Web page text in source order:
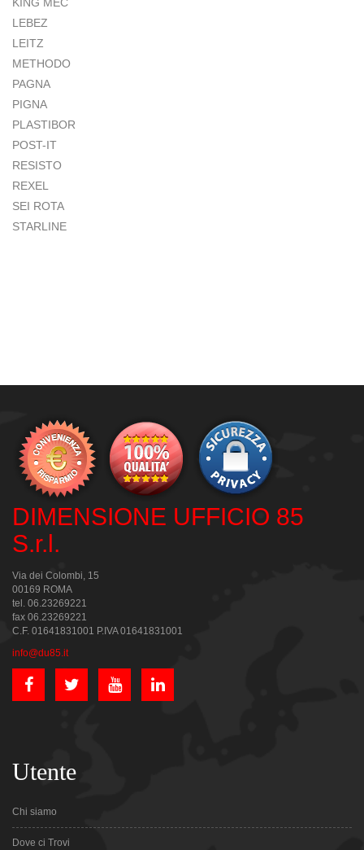
LEBEZ
LEITZ
METHODO
PAGNA
PIGNA
PLASTIBOR
POST-IT
RESISTO
REXEL
SEI ROTA
STARLINE
DIMENSIONE UFFICIO 85
S.r.l.
Via dei Colombi, 15
00169 ROMA
tel. 06.23269221
fax 06.23269221
C.F. 01641831001 P.IVA 01641831001
info@du85.it
Utente
Chi siamo
Dove ci Trovi